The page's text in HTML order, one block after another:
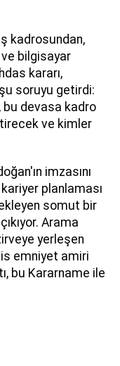
kadrosundan,
bilgisayar
kararı,
soruyu getirdi:
bu devasa kadro
ve kimler
imzasını
planlaması
somut bir
Arama
yerleşen
emniyet amiri
bu Kararname ile